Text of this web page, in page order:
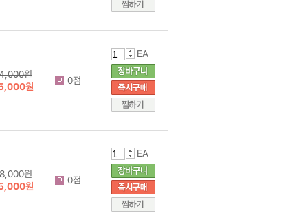
원
원
0점
EA
원
원
0점
EA